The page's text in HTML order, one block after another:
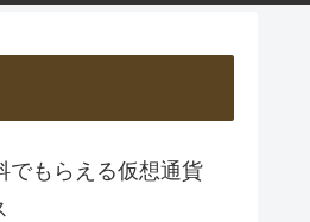
でもらえる仮想通貨